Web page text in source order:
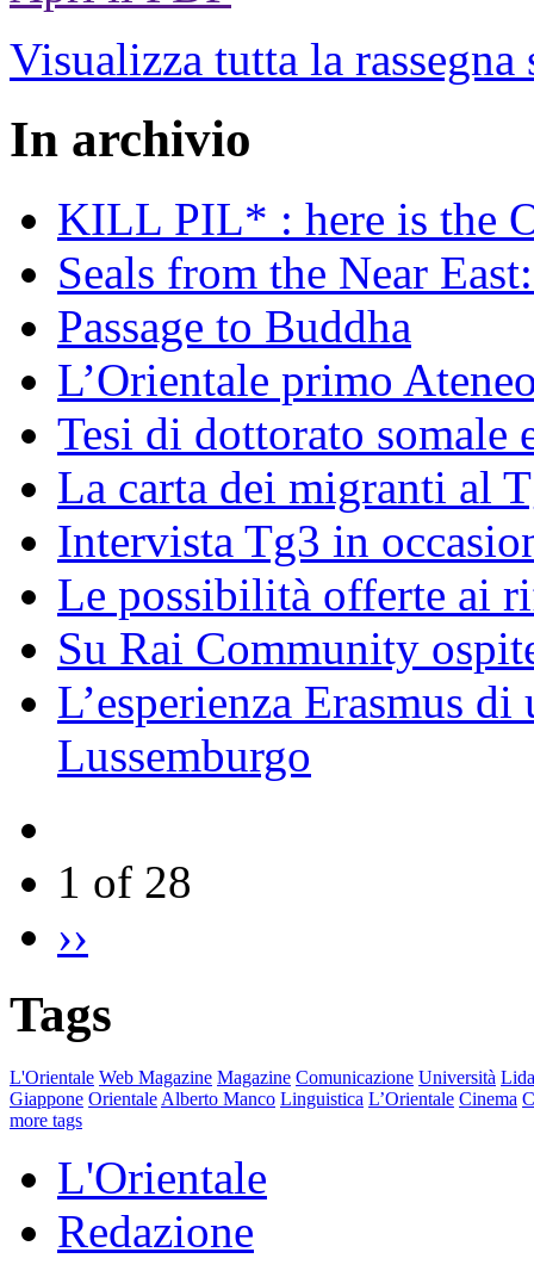
Visualizza tutta la rassegna
In archivio
KILL PIL* : here is the
Seals from the Near
Passage to Buddha
L’Orientale primo
Tesi di dottorato somale
La carta dei migranti al
Intervista Tg3 in
Le possibilità offerte ai
Su Rai Community
L’esperienza Erasmus
Lussemburgo
1 of 28
››
Tags
L'Orientale Web Magazine Magazine Comunicazione Università
Giappone Orientale Alberto Manco Linguistica L’Orientale Cinema
more tags
L'Orientale
Redazione